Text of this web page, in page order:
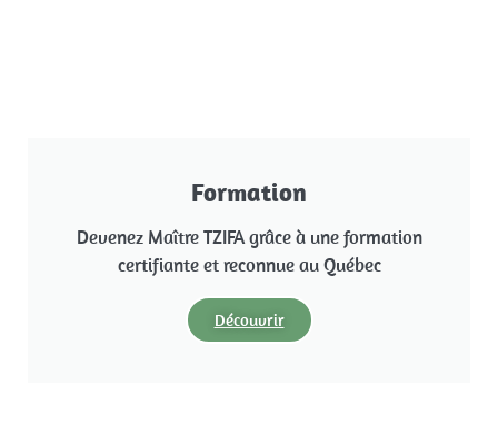
Formation
Devenez Maître TZIFA grâce à une formation
certifiante et reconnue au Québec
Découvrir